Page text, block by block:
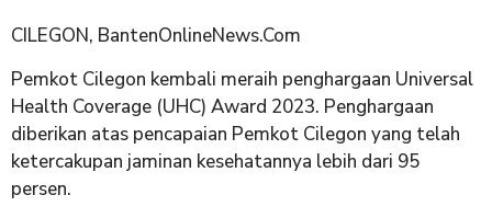
CILEGON, BantenOnlineNews.Com
Pemkot Cilegon kembali meraih penghargaan Universal
Health Coverage (UHC) Award 2023. Penghargaan
diberikan atas pencapaian Pemkot Cilegon yang telah
ketercakupan jaminan kesehatannya lebih dari 95
persen.